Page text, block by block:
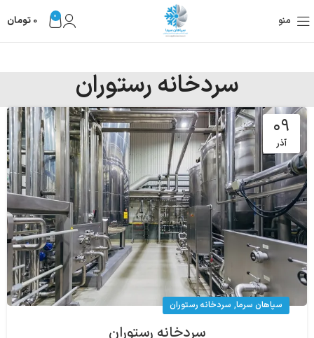
منو 0
0 تومان
سردخانه رستوران
۰۹
آذر
سپاهان سرما, سردخانه رستوران
سردخانه رستوران